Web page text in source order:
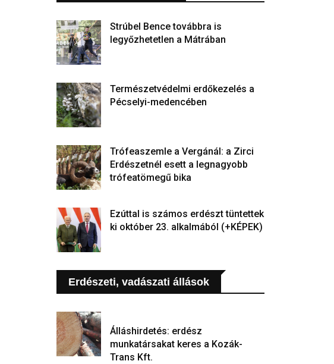
Strúbel Bence továbbra is
legyőzhetetlen a Mátrában
Természetvédelmi erdőkezelés a
Pécselyi-medencében
Trófeaszemle a Vergánál: a Zirci
Erdészetnél esett a legnagyobb
trófeatömegű bika
Ezúttal is számos erdészt tüntettek
ki október 23. alkalmából (+KÉPEK)
Erdészeti, vadászati állások
Álláshirdetés: erdész
munkatársakat keres a Kozák-
Trans Kft.